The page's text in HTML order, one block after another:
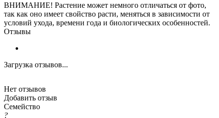
ВНИМАНИЕ! Растение может немного отличаться от фото,
так как оно имеет свойство расти, меняться в зависимости от
условий ухода, времени года и биологических особенностей.
Отзывы
Загрузка отзывов...
Нет отзывов
Добавить отзыв
Семейство
?